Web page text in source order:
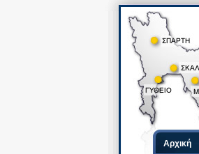
Αρχική